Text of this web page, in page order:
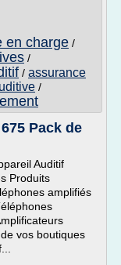
en charge /
/
/ assurance
/
Pack de
Auditif
Produits
amplifiés
vos boutiques